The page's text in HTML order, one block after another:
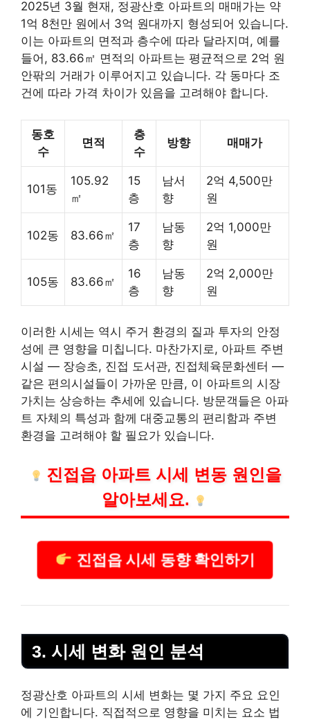
2025년 3월 현재, 정광산호 아파트의 매매가는 약
1억 8천만 원에서 3억 원대까지 형성되어 있습니다.
이는 아파트의 면적과 층수에 따라 달라지며, 예를
들어, 83.66㎡ 면적의 아파트는 평균적으로 2억 원
안팎의 거래가 이루어지고 있습니다. 각 동마다 조
건에 따라 가격 차이가 있음을 고려해야 합니다.
동호
수
면적
층
수
방향 매매가
101동
105.92
㎡
15
층
남서
향
2억 4,500만
원
102동 83.66㎡
17
층
남동
향
2억 1,000만
원
105동 83.66㎡
16
층
남동
향
2억 2,000만
원
이러한 시세는 역시 주거 환경의 질과 투자의 안정
성에 큰 영향을 미칩니다. 마찬가지로, 아파트 주변
시설 — 장승초, 진접 도서관, 진접체육문화센터 —
같은 편의시설들이 가까운 만큼, 이 아파트의 시장
가치는 상승하는 추세에 있습니다. 방문객들은 아파
트 자체의 특성과 함께 대중교통의 편리함과 주변
환경을 고려해야 할 필요가 있습니다.
진접읍 아파트 시세 변동 원인을
알아보세요.
진접읍 시세 동향 확인하기
3. 시세 변화 원인 분석
정광산호 아파트의 시세 변화는 몇 가지 주요 요인
에 기인합니다. 직접적으로 영향을 미치는 요소 법